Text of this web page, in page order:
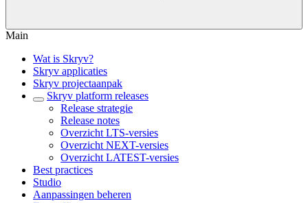
Main
Wat is Skryv?
Skryv applicaties
Skryv projectaanpak
Skryv platform releases
Release strategie
Release notes
Overzicht LTS-versies
Overzicht NEXT-versies
Overzicht LATEST-versies
Best practices
Studio
Aanpassingen beheren